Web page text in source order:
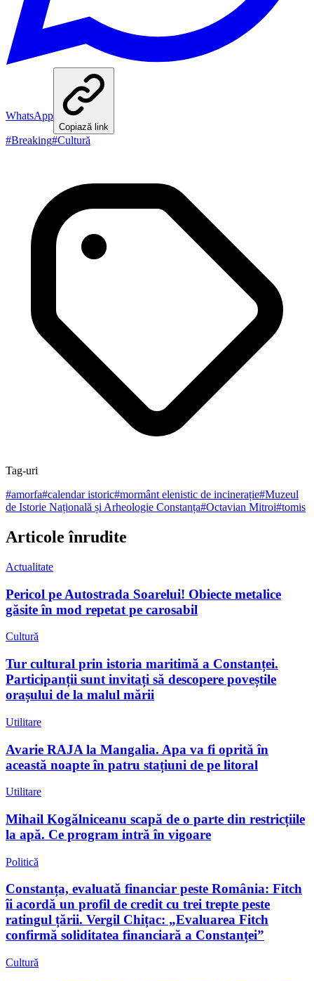
WhatsApp
Copiază link
#Breaking#Cultură
Tag-uri
#amorfa#calendar istoric#mormânt elenistic de incinerație#Muzeul
de Istorie Națională și Arheologie Constanța#Octavian Mitroi#tomis
Articole înrudite
Actualitate
Pericol pe Autostrada Soarelui! Obiecte metalice
găsite în mod repetat pe carosabil
Cultură
Tur cultural prin istoria maritimă a Constanței.
Participanții sunt invitați să descopere poveștile
orașului de la malul mării
Utilitare
Avarie RAJA la Mangalia. Apa va fi oprită în
această noapte în patru stațiuni de pe litoral
Utilitare
Mihail Kogălniceanu scapă de o parte din restricțiile
la apă. Ce program intră în vigoare
Politică
Constanța, evaluată financiar peste România: Fitch
îi acordă un profil de credit cu trei trepte peste
ratingul țării. Vergil Chițac: „Evaluarea Fitch
confirmă soliditatea financiară a Constanței”
Cultură